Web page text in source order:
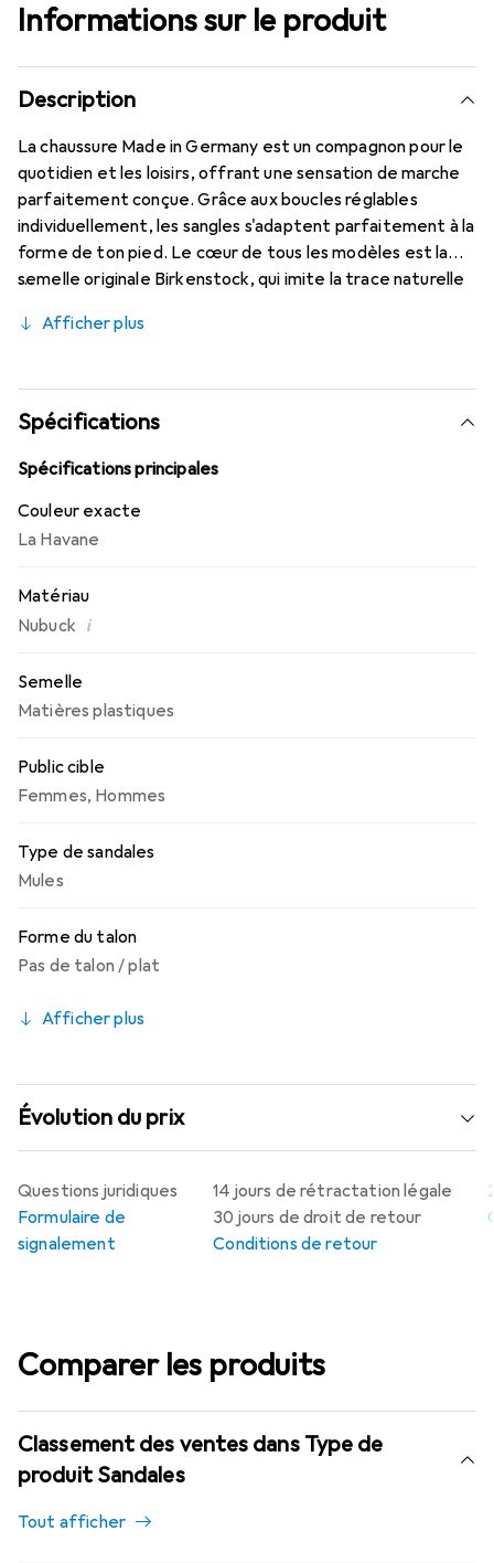
Informations sur le produit
Description
La chaussure Made in Germany est un compagnon pour le
quotidien et les loisirs, offrant une sensation de marche
parfaitement conçue. Grâce aux boucles réglables
individuellement, les sangles s'adaptent parfaitement à la
forme de ton pied. Le cœur de tous les modèles est la
semelle originale Birkenstock, qui imite la trace naturelle
chaussures Birkenstock comme si l'on était pieds nus.
parfaitement tes pieds dans le déroulement naturel de la
marche. Les pieds, les articulations et le dos sont
préservés. En même temps, le pied et les muscles des
jambes sont entraînés. Cela favorise la santé et le bien-
Afficher plus
Spécifications
Spécifications principales
Couleur exacte
La Havane
Matériau
Nubuck i
Semelle
Matières plastiques
Public cible
Femmes, Hommes
Type de sandales
Mules
Forme du talon
Pas de talon / plat
Afficher plus
Évolution du prix
14 jours de rétractation légale
30 jours de droit de retour
Conditions de retour
Questions juridiques
Formulaire de
signalement
Comparer les produits
Classement des ventes dans Type de
produit Sandales
Tout afficher